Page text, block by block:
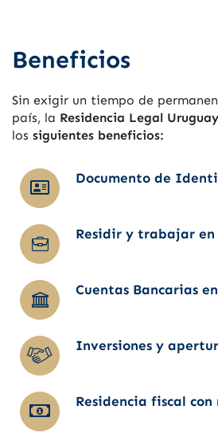
Beneficios
Sin exigir un tiempo de
país, la Residencia Legal
los siguientes beneficios:
Documento de
Residir y trabajar en
Cuentas Bancarias
Inversiones y
Residencia fiscal